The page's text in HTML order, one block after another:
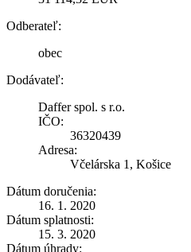
Odberateľ:
obec
Dodávateľ:
Daffer spol. s r.o.
IČO:
36320439
Adresa:
Včelárska 1, Košice
Dátum doručenia:
16. 1. 2020
Dátum splatnosti:
15. 3. 2020
Dátum úhrady: